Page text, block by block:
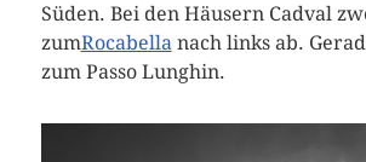
Süden. Bei den Häusern Cadval
zumRocabella nach links ab.
zum Passo Lunghin.